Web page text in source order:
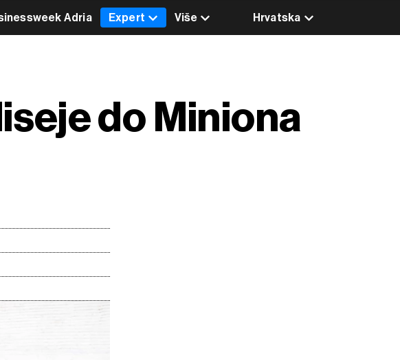
Adria Hrvatska
Expert Više
do Miniona